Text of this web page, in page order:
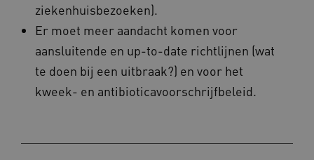
ziekenhuisbezoeken).
Er moet meer aandacht komen voor
aansluitende en up-to-date richtlijnen (wat
te doen bij een uitbraak?) en voor het
kweek- en antibioticavoorschrijfbeleid.
UMB_SESSION www.kennispleingehandicaptensector.nl
.www.kennispleingehandicaptensector.nl